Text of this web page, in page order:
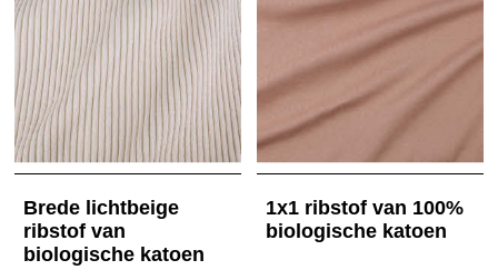
Brede lichtbeige
ribstof van
biologische katoen
1x1 ribstof van 100%
biologische katoen